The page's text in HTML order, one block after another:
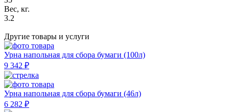
Вес, кг.
3.2
Другие товары и услуги
Урна напольная для сбора бумаги (100л)
9 342 ₽
Урна напольная для сбора бумаги (46л)
6 282 ₽